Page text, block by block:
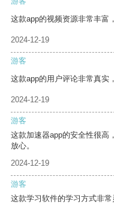
这款app的视频资源非常丰富
2024-12-19
游客
这款app的用户评论非常真实
2024-12-19
游客
这款加速器app的安全性很高
放心。
2024-12-19
游客
这款学习软件的学习方式非